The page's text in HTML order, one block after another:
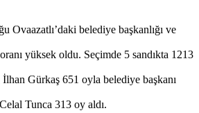
Ovaazatlı’daki belediye başkanlığı ve
yüksek oldu. Seçimde 5 sandıkta 1213
Gürkaş 651 oyla belediye başkanı
Tunca 313 oy aldı.